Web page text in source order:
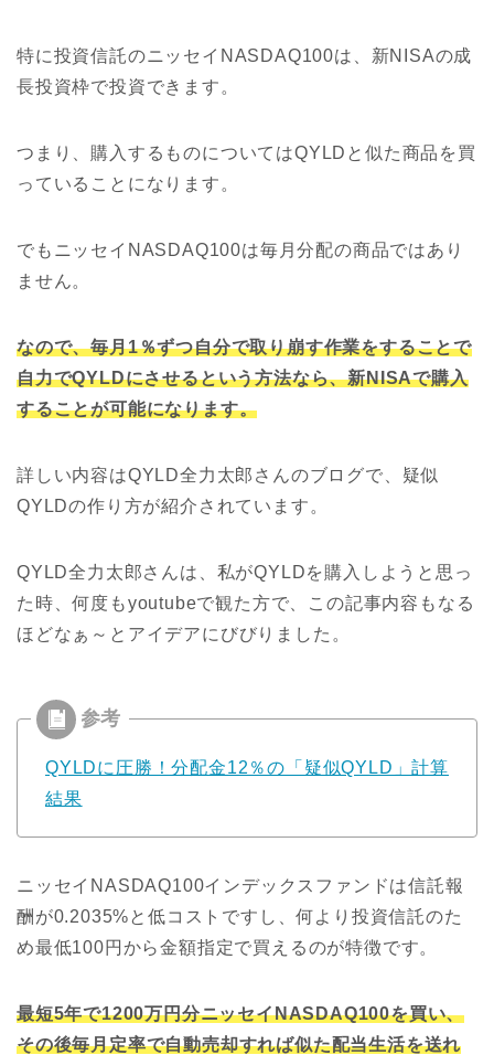
特に投資信託のニッセイNASDAQ100は、新NISAの成
長投資枠で投資できます。
つまり、購入するものについてはQYLDと似た商品を買
っていることになります。
でもニッセイNASDAQ100は毎月分配の商品ではあり
ません。
なので、毎月1％ずつ自分で取り崩す作業をすることで
自力でQYLDにさせるという方法なら、新NISAで購入
することが可能になります。
詳しい内容はQYLD全力太郎さんのブログで、疑似
QYLDの作り方が紹介されています。
QYLD全力太郎さんは、私がQYLDを購入しようと思っ
た時、何度もyoutubeで観た方で、この記事内容もなる
ほどなぁ～とアイデアにびびりました。
QYLDに圧勝！分配金12％の「疑似QYLD」計算
結果
ニッセイNASDAQ100インデックスファンドは信託報
酬が0.2035%と低コストですし、何より投資信託のた
め最低100円から金額指定で買えるのが特徴です。
最短5年で1200万円分ニッセイNASDAQ100を買い、
その後毎月定率で自動売却すれば似た配当生活を送れ